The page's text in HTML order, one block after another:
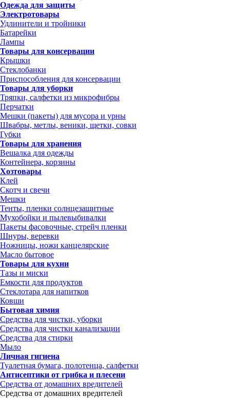
Одежда для защиты
Электротовары
Удлинители и тройники
Батарейки
Лампы
Товары для консервации
Крышки
Стеклобанки
Приспособления для консервации
Товары для уборки
Тряпки, салфетки из микрофибры
Перчатки
Мешки (пакеты) для мусора и урны
Швабры, метлы, веники, щетки, совки
Губки
Товары для хранения
Вешалка для одежды
Контейнера, корзины
Хозтовары
Клей
Скотч и свечи
Мешки
Тенты, пленки солнцезащитные
Мухобойки и пылевыбивалки
Пакеты фасовочные, стрейч пленки
Шнуры, веревки
Ножницы, ножи канцелярские
Масло бытовое
Товары для кухни
Тазы и миски
Емкости для продуктов
Стеклотара для напитков
Ковши
Бытовая химия
Средства для чистки, уборки
Средства для чистки канализации
Средства для стирки
Мыло
Личная гигиена
Туалетная бумага, полотенца, салфетки
Антисептики от грибка и плесени
Средства от домашних вредителей
Средства от домашних вредителей